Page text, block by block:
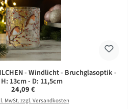
- Windlicht - Bruchglasoptik -
13cm - D: 11,5cm
Regulärer Preis:
24,09 €
MwSt. zzgl. Versandkosten